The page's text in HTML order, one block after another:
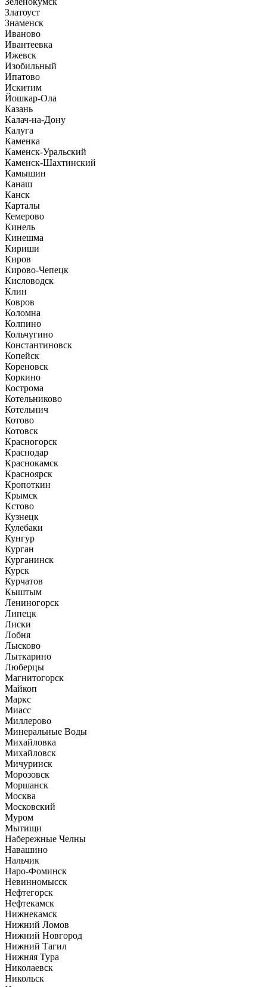
Златоуст
Знаменск
Иваново
Ивантеевка
Ижевск
Изобильный
Ипатово
Искитим
Йошкар-Ола
Казань
Калач-на-Дону
Калуга
Каменка
Каменск-Уральский
Каменск-Шахтинский
Камышин
Канаш
Канск
Карталы
Кемерово
Кинель
Кинешма
Кириши
Киров
Кирово-Чепецк
Кисловодск
Клин
Ковров
Коломна
Колпино
Кольчугино
Константиновск
Копейск
Кореновск
Коркино
Кострома
Котельниково
Котельнич
Котово
Котовск
Красногорск
Краснодар
Краснокамск
Красноярск
Кропоткин
Крымск
Кстово
Кузнецк
Кулебаки
Кунгур
Курган
Курганинск
Курск
Курчатов
Кыштым
Лениногорск
Липецк
Лиски
Лобня
Лысково
Лыткарино
Люберцы
Магнитогорск
Майкоп
Маркс
Миасс
Миллерово
Минеральные Воды
Михайловка
Михайловск
Мичуринск
Морозовск
Моршанск
Москва
Московский
Муром
Мытищи
Набережные Челны
Навашино
Нальчик
Наро-Фоминск
Невинномысск
Нефтегорск
Нефтекамск
Нижнекамск
Нижний Ломов
Нижний Новгород
Нижний Тагил
Нижняя Тура
Николаевск
Никольск